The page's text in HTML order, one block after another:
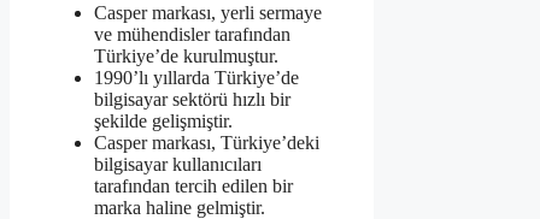
Casper markası, yerli sermaye
ve mühendisler tarafından
Türkiye’de kurulmuştur.
1990’lı yıllarda Türkiye’de
bilgisayar sektörü hızlı bir
şekilde gelişmiştir.
Casper markası, Türkiye’deki
bilgisayar kullanıcıları
tarafından tercih edilen bir
marka haline gelmiştir.